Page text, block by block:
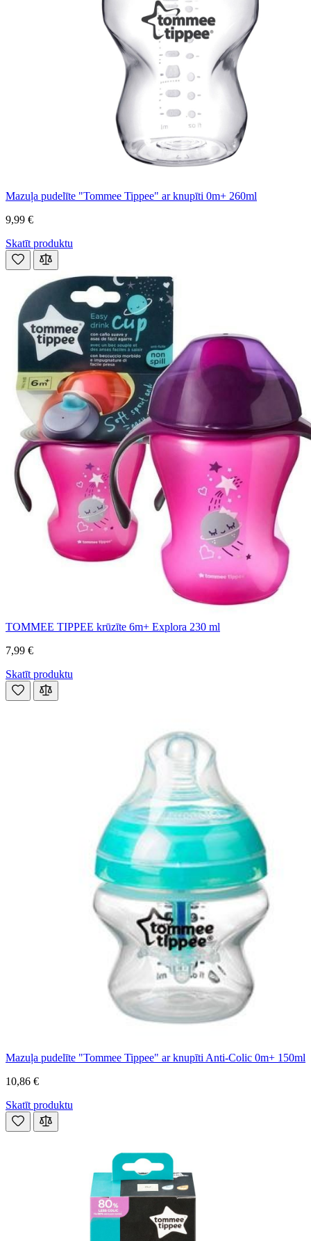
Mazuļa pudelīte "Tommee Tippee" ar knupīti 0m+ 260ml
9,99 €
Skatīt produktu
TOMMEE TIPPEE krūzīte 6m+ Explora 230 ml
7,99 €
Skatīt produktu
Mazuļa pudelīte "Tommee Tippee" ar knupīti Anti-Colic 0m+ 150ml
10,86 €
Skatīt produktu